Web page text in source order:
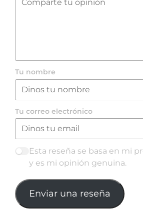
Tu nombre
Tu correo electrónico
Esta reseña se basa en mi
y es mi opinión genuina.
Enviar una reseña